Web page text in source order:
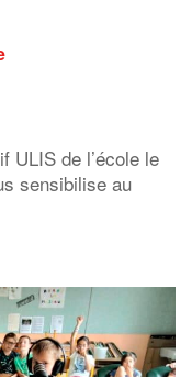
ULIS de l’école le
sensibilise au